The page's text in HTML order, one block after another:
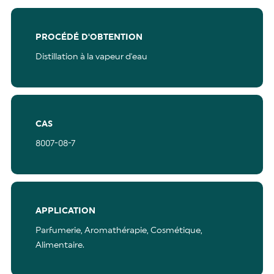
PROCÉDÉ D'OBTENTION
Distillation à la vapeur d'eau
CAS
8007-08-7
APPLICATION
Parfumerie, Aromathérapie, Cosmétique,
Alimentaire.